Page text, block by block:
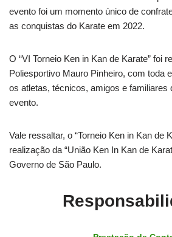
evento foi um momento único de
as conquistas do Karate em 2022.
​O “VI Torneio Ken in Kan de Karate” foi
Poliesportivo Mauro Pinheiro, com toda
os atletas, técnicos, amigos e familiares
evento.
​Vale ressaltar, o “Torneio Ken in Kan de
realização da “União Ken In Kan de
Governo de São Paulo.